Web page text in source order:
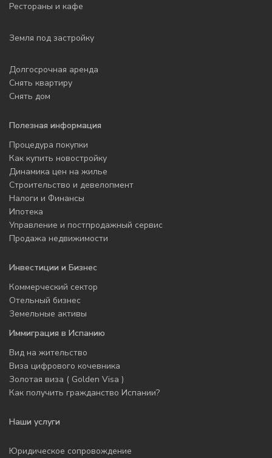
Рестораны и кафе
Земля под застройку
Долгосрочная аренда
Снять квартиру
Снять дом
Полезная информация
Процедура покупки
Как купить новостройку
Динамика цен на жилье
Строительство и девелопмент
Налоги и Финансы
Ипотека
Управление и постпродажный сервис
Продажа недвижимости
Инвестиции и Бизнес
Коммерческий сектор
Отельный бизнес
Земельные активы
Иммиграция в Испанию
Вид на жительство
Виза цифрового кочевника
Золотая виза ( Golden Visa )
Как получить гражданство Испании?
Наши услуги
Юридическое сопровождение